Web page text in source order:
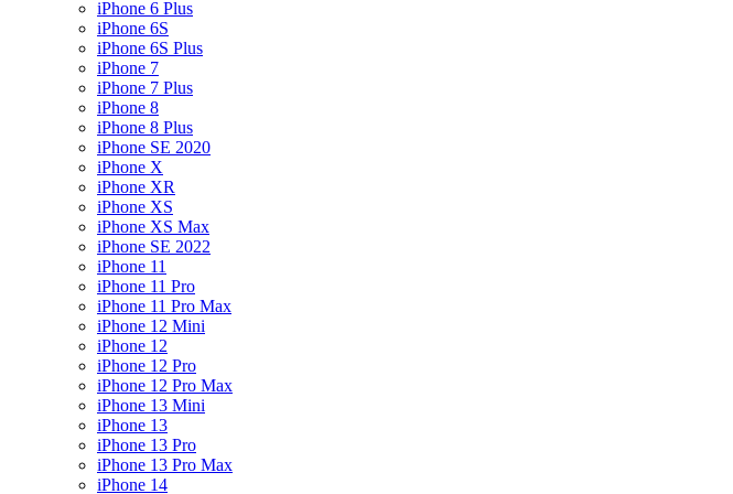
iPhone 6 Plus
iPhone 6S
iPhone 6S Plus
iPhone 7
iPhone 7 Plus
iPhone 8
iPhone 8 Plus
iPhone SE 2020
iPhone X
iPhone XR
iPhone XS
iPhone XS Max
iPhone SE 2022
iPhone 11
iPhone 11 Pro
iPhone 11 Pro Max
iPhone 12 Mini
iPhone 12
iPhone 12 Pro
iPhone 12 Pro Max
iPhone 13 Mini
iPhone 13
iPhone 13 Pro
iPhone 13 Pro Max
iPhone 14